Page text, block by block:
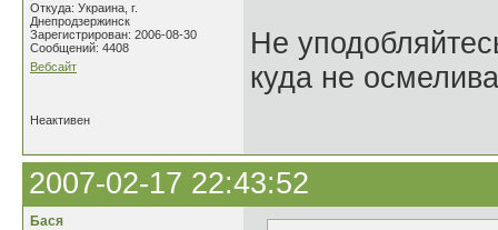
Откуда: Украина, г.
Днепродзержинск
Зарегистрирован: 2006-08-30
Сообщений: 4408
Вебсайт
Не
куда не
Неактивен
2007-02-17 22:43:52
Бася